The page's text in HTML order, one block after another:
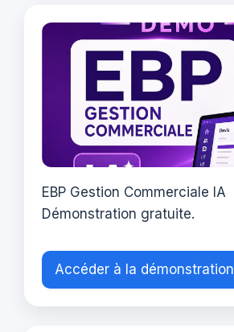
EBP Gestion Commerciale IA
Démonstration gratuite.
Accéder à la démonstration